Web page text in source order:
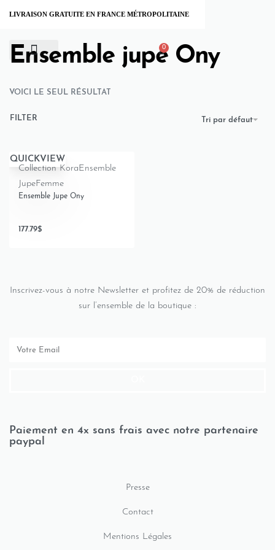
LIVRAISON GRATUITE EN FRANCE MÉTROPOLITAINE
0
Ensemble jupe Ony
VOICI LE SEUL RÉSULTAT
Tri par défaut
FILTER
QUICKVIEW
Collection KoraEnsemble
JupeFemme
Ensemble Jupe Ony
177.79$
Inscrivez-vous à notre Newsletter et profitez de 20% de réduction
sur l’ensemble de la boutique :
Paiement en 4x sans frais avec notre partenaire
paypal
Presse
Contact
Mentions Légales